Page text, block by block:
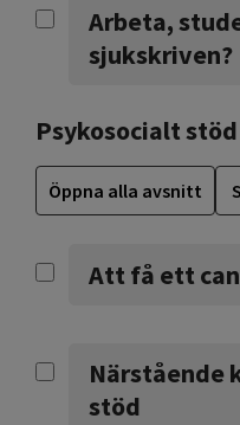
Arbeta,
sjukskriven?
Psykosocialt stöd
Öppna alla avsnitt
Att få ett
Närstående
stöd